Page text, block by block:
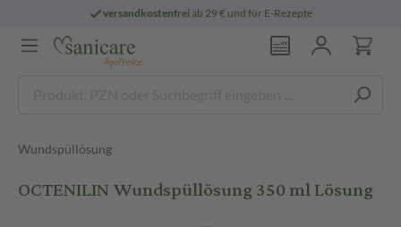
versandkostenfreiab 29 € und für E-Rezepte
Wundspüllösung
OCTENILIN Wundspüllösung 350 ml Lösung